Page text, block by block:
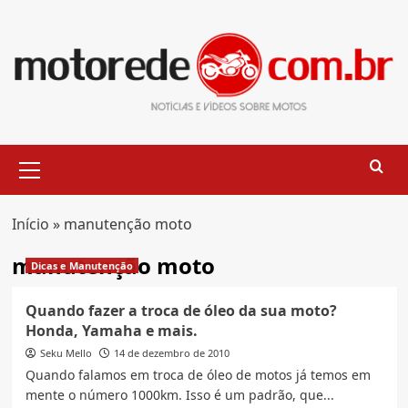
content
Menu
Início » manutenção moto
manutenção moto
Dicas e Manutenção
Quando fazer a troca de óleo da sua moto?
Honda, Yamaha e mais.
Seku Mello 14 de dezembro de 2010
Quando falamos em troca de óleo de motos já temos em
mente o número 1000km. Isso é um padrão, que...